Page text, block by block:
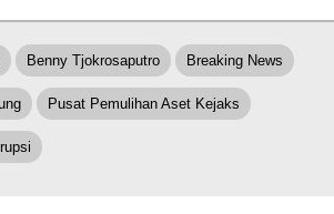
Benny Tjokrosaputro Breaking News
Pusat Pemulihan Aset Kejaks